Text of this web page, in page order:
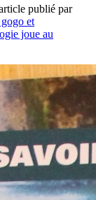
publié par
et
joue au